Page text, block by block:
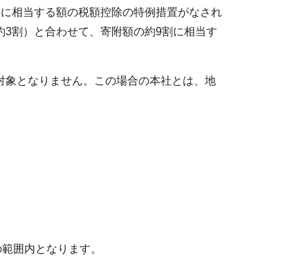
相当する額の税額控除の特例措置がなされ
割）と合わせて、寄附額の約9割に相当す
となりません。この場合の本社とは、地
囲内となります。